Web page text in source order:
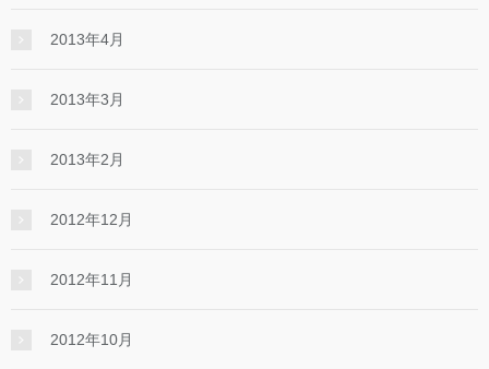
2013年4月
2013年3月
2013年2月
2012年12月
2012年11月
2012年10月